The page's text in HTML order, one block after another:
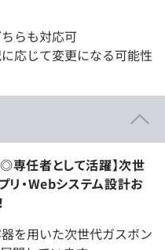
らも対応可
応じて変更になる可能性
専任者として活躍】次世
・Webシステム設計お
を用いた次世代ガスボン